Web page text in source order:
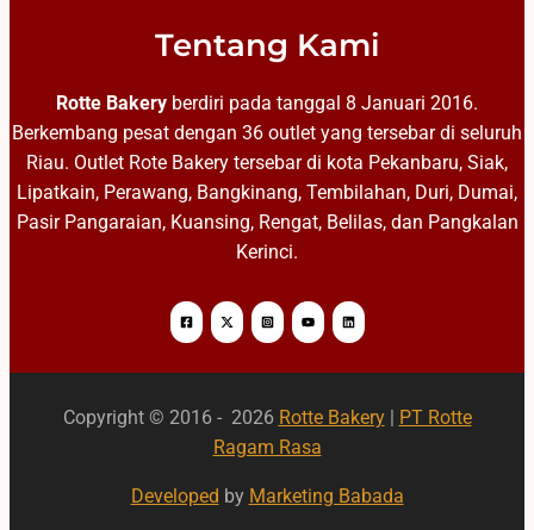
Tentang Kami
Rotte Bakery berdiri pada tanggal 8 Januari 2016.
Berkembang pesat dengan 36 outlet yang tersebar di seluruh
Riau. Outlet Rote Bakery tersebar di kota Pekanbaru, Siak,
Lipatkain, Perawang, Bangkinang, Tembilahan, Duri, Dumai,
Pasir Pangaraian, Kuansing, Rengat, Belilas, dan Pangkalan
Kerinci.
Copyright © 2016 - 2026 Rotte Bakery| PT Rotte
Ragam Rasa
Developed by Marketing Babada